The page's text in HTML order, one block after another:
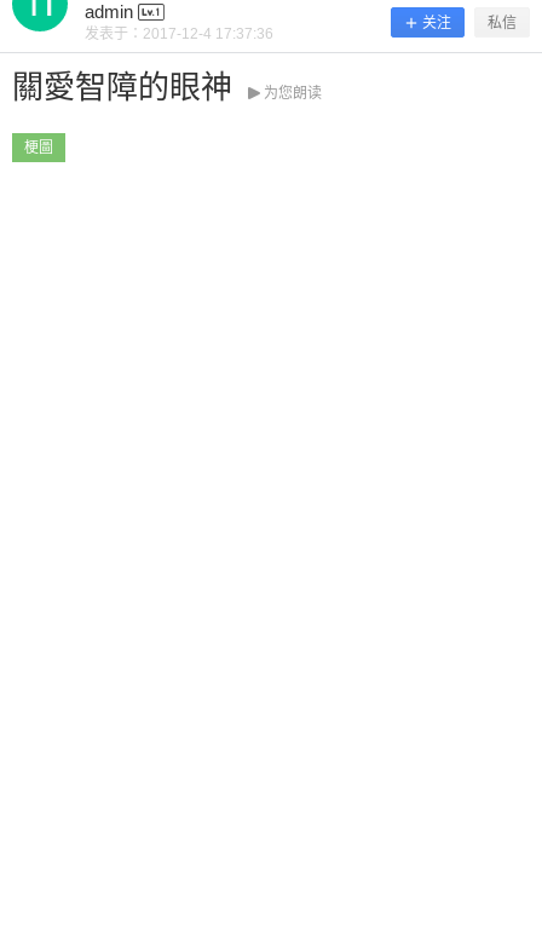
admin
发表于： 2017-12-4 17:37:36
关注 私信
關愛智障的眼神 为您朗读
梗圖